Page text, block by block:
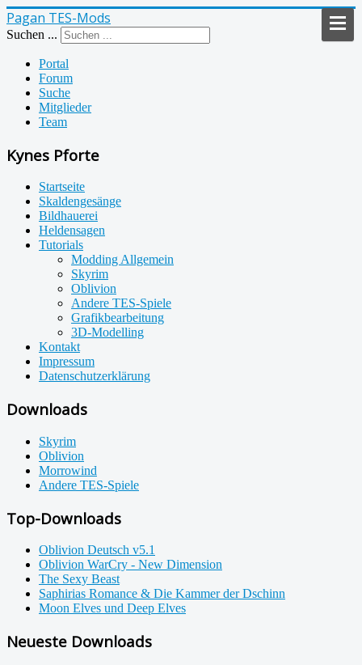
Pagan TES-Mods
Suchen ...
Portal
Forum
Suche
Mitglieder
Team
Kynes Pforte
Startseite
Skaldengesänge
Bildhauerei
Heldensagen
Tutorials
Modding Allgemein
Skyrim
Oblivion
Andere TES-Spiele
Grafikbearbeitung
3D-Modelling
Kontakt
Impressum
Datenschutzerklärung
Downloads
Skyrim
Oblivion
Morrowind
Andere TES-Spiele
Top-Downloads
Oblivion Deutsch v5.1
Oblivion WarCry - New Dimension
The Sexy Beast
Saphirias Romance & Die Kammer der Dschinn
Moon Elves und Deep Elves
Neueste Downloads